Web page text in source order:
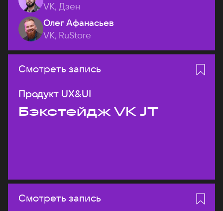
VK, Дзен
Олег Афанасьев
VK, RuStore
Смотреть запись
Продукт UX&UI
Бэкстейдж VK JT
Смотреть запись